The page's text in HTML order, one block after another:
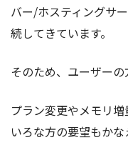
バー/ホスティングサ
続してきています。
そのため、ユーザーの
プラン変更やメモリ
いろな方の要望もかな